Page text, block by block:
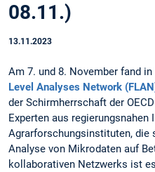
08.11.)
13.11.2023
Am 7. und 8. November fand
Level Analyses Network
der Schirmherrschaft der
Experten aus regierungsnahen
Agrarforschungsinstituten, die
Analyse von Mikrodaten auf
kollaborativen Netzwerks ist